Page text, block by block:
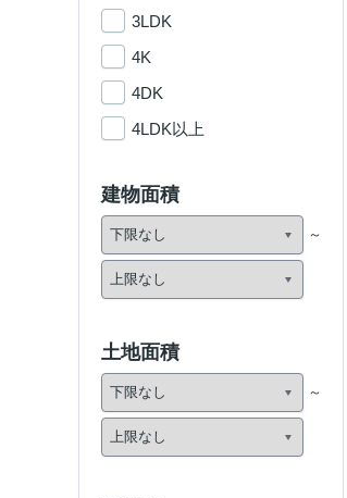
3LDK
4K
4DK
4LDK以上
建物面積
土地面積